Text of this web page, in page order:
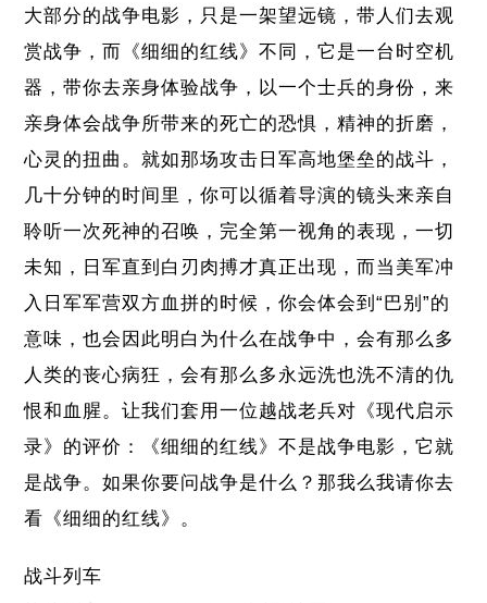
大部分的战争电影，只是一架望远镜，带人们去观
赏战争，而《细细的红线》不同，它是一台时空机
器，带你去亲身体验战争，以一个士兵的身份，来
亲身体会战争所带来的死亡的恐惧，精神的折磨，
心灵的扭曲。就如那场攻击日军高地堡垒的战斗，
几十分钟的时间里，你可以循着导演的镜头来亲自
聆听一次死神的召唤，完全第一视角的表现，一切
未知，日军直到白刃肉搏才真正出现，而当美军冲
入日军军营双方血拼的时候，你会体会到“巴别”的
意味，也会因此明白为什么在战争中，会有那么多
人类的丧心病狂，会有那么多永远洗也洗不清的仇
恨和血腥。让我们套用一位越战老兵对《现代启示
录》的评价：《细细的红线》不是战争电影，它就
是战争。如果你要问战争是什么？那我么我请你去
看《细细的红线》。
战斗列车